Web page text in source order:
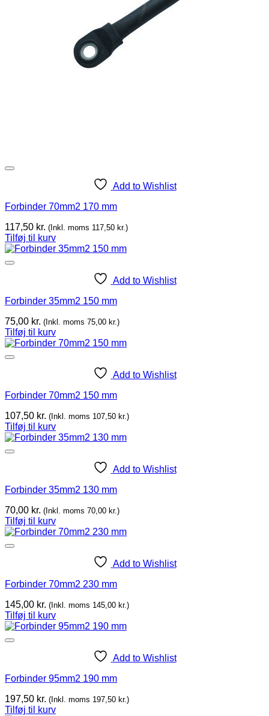
Add to Wishlist
Forbinder 70mm2 170 mm
117,50 kr. (Inkl. moms 117,50 kr.)
Tilføj til kurv
Add to Wishlist
Forbinder 35mm2 150 mm
75,00 kr. (Inkl. moms 75,00 kr.)
Tilføj til kurv
Add to Wishlist
Forbinder 70mm2 150 mm
107,50 kr. (Inkl. moms 107,50 kr.)
Tilføj til kurv
Add to Wishlist
Forbinder 35mm2 130 mm
70,00 kr. (Inkl. moms 70,00 kr.)
Tilføj til kurv
Add to Wishlist
Forbinder 70mm2 230 mm
145,00 kr. (Inkl. moms 145,00 kr.)
Tilføj til kurv
Add to Wishlist
Forbinder 95mm2 190 mm
197,50 kr. (Inkl. moms 197,50 kr.)
Tilføj til kurv